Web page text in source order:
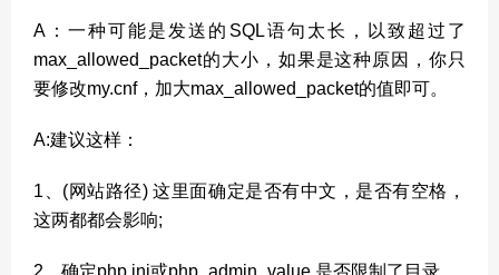
A：一种可能是发送的SQL语句太长，以致超过了
max_allowed_packet的大小，如果是这种原因，你只
要修改my.cnf，加大max_allowed_packet的值即可。
A:建议这样：
1、(网站路径) 这里面确定是否有中文，是否有空格，
这两都都会影响;
2、确定php.ini或php_admin_value 是否限制了目录